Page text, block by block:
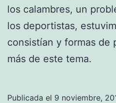
los calambres, un
los deportistas,
consistían y formas de
más de este tema.
Publicada el 9 noviembre,